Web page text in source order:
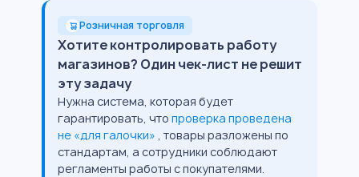
Розничная торговля
Хотите контролировать работу
магазинов? Один чек-лист не решит
эту задачу
Нужна система, которая будет
гарантировать, что проверка проведена
не «для галочки» , товары разложены по
стандартам, а сотрудники соблюдают
регламенты работы с покупателями.